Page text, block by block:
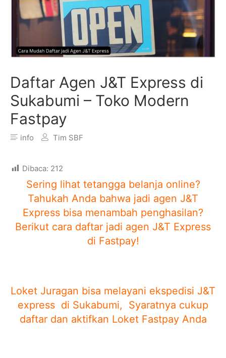
Daftar Agen J&T Express di
Sukabumi – Toko Modern
Fastpay
info Tim SBF
Dibaca: 212
Sering lihat tetangga belanja online?
Tahukah Anda bahwa jadi agen J&T
Express bisa menambah penghasilan?
Berikut cara daftar jadi agen J&T Express
di Fastpay!
Loket Juragan bisa melayani ekspedisi J&T
express di Sukabumi, Syaratnya cukup
daftar dan aktifkan Loket Fastpay Anda